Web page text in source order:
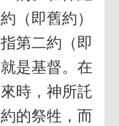
（即舊約）
第二約（即
是基督。在
時，神所託
的祭牲，而